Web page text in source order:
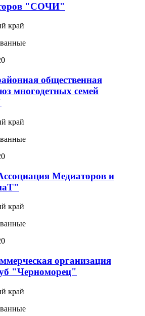
"СОЧИ"
край
общественная
многодетных семей
край
Медиаторов и
край
организация
"Черноморец"
край